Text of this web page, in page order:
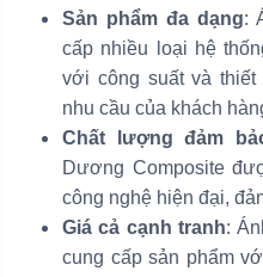
Sản phẩm đa dạng:
cấp nhiều loại hệ
với công suất và
nhu cầu của khách
Chất lượng đảm
Dương Composite
công nghệ hiện đại,
Giá cả cạnh tranh:
cung cấp sản phẩm